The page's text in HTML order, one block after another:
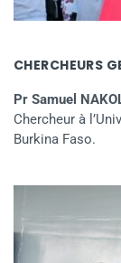
CHERCHEURS
Pr Samuel
Chercheur à
Burkina Faso.